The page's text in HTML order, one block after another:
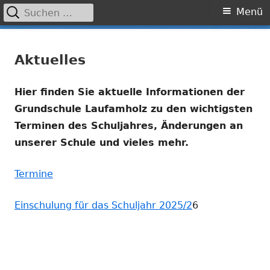
zum
Primäres
Menü
Suchen
nach:
Aktuelles
Hier finden Sie aktuelle Informationen der
Grundschule Laufamholz zu den wichtigsten
Terminen des Schuljahres, Änderungen an
unserer Schule und vieles mehr.
Termine
Einschulung für das Schuljahr 2025/26